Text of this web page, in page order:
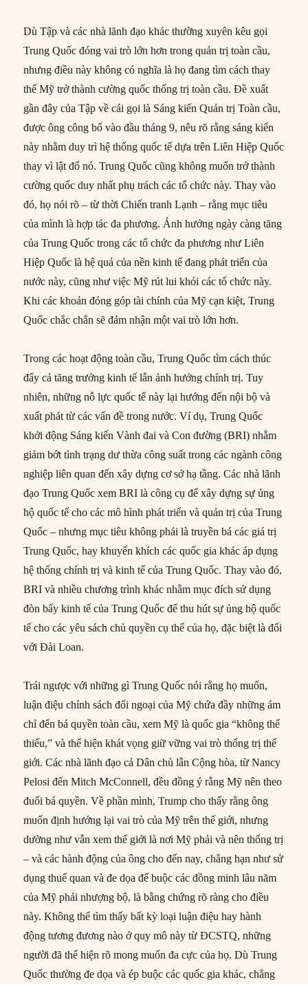
Dù Tập và các nhà lãnh đạo khác thường xuyên kêu gọi
Trung Quốc đóng vai trò lớn hơn trong quản trị toàn cầu,
nhưng điều này không có nghĩa là họ đang tìm cách thay
thế Mỹ trở thành cường quốc thống trị toàn cầu. Đề xuất
gần đây của Tập về cái gọi là Sáng kiến Quản trị Toàn cầu,
được ông công bố vào đầu tháng 9, nêu rõ rằng sáng kiến
này nhằm duy trì hệ thống quốc tế dựa trên Liên Hiệp Quốc
thay vì lật đổ nó. Trung Quốc cũng không muốn trở thành
cường quốc duy nhất phụ trách các tổ chức này. Thay vào
đó, họ nói rõ – từ thời Chiến tranh Lạnh – rằng mục tiêu
của mình là hợp tác đa phương. Ảnh hưởng ngày càng tăng
của Trung Quốc trong các tổ chức đa phương như Liên
Hiệp Quốc là hệ quả của nền kinh tế đang phát triển của
nước này, cũng như việc Mỹ rút lui khỏi các tổ chức này.
Khi các khoản đóng góp tài chính của Mỹ cạn kiệt, Trung
Quốc chắc chắn sẽ đảm nhận một vai trò lớn hơn.
Trong các hoạt động toàn cầu, Trung Quốc tìm cách thúc
đẩy cả tăng trưởng kinh tế lẫn ảnh hưởng chính trị. Tuy
nhiên, những nỗ lực quốc tế này lại hướng đến nội bộ và
xuất phát từ các vấn đề trong nước. Ví dụ, Trung Quốc
khởi động Sáng kiến Vành đai và Con đường (BRI) nhằm
giảm bớt tình trạng dư thừa công suất trong các ngành công
nghiệp liên quan đến xây dựng cơ sở hạ tầng. Các nhà lãnh
đạo Trung Quốc xem BRI là công cụ để xây dựng sự ủng
hộ quốc tế cho các mô hình phát triển và quản trị của Trung
Quốc – nhưng mục tiêu không phải là truyền bá các giá trị
Trung Quốc, hay khuyến khích các quốc gia khác áp dụng
hệ thống chính trị và kinh tế của Trung Quốc. Thay vào đó,
BRI và nhiều chương trình khác nhằm mục đích sử dụng
đòn bẩy kinh tế của Trung Quốc để thu hút sự ủng hộ quốc
tế cho các yêu sách chủ quyền cụ thể của họ, đặc biệt là đối
với Đài Loan.
Trái ngược với những gì Trung Quốc nói rằng họ muốn,
luận điệu chính sách đối ngoại của Mỹ chứa đầy những ám
chỉ đến bá quyền toàn cầu, xem Mỹ là quốc gia “không thể
thiếu,” và thể hiện khát vọng giữ vững vai trò thống trị thế
giới. Các nhà lãnh đạo cả Dân chủ lẫn Cộng hòa, từ Nancy
Pelosi đến Mitch McConnell, đều đồng ý rằng Mỹ nên theo
đuổi bá quyền. Về phần mình, Trump cho thấy rằng ông
muốn định hướng lại vai trò của Mỹ trên thế giới, nhưng
dường như vẫn xem thế giới là nơi Mỹ phải và nên thống trị
– và các hành động của ông cho đến nay, chẳng hạn như sử
dụng thuế quan và đe dọa để buộc các đồng minh lâu năm
của Mỹ phải nhượng bộ, là bằng chứng rõ ràng cho điều
này. Không thể tìm thấy bất kỳ loại luận điệu hay hành
động tương đương nào ở quy mô này từ ĐCSTQ, những
người đã thể hiện rõ mong muốn đa cực của họ. Dù Trung
Quốc thường đe dọa và ép buộc các quốc gia khác, chẳng